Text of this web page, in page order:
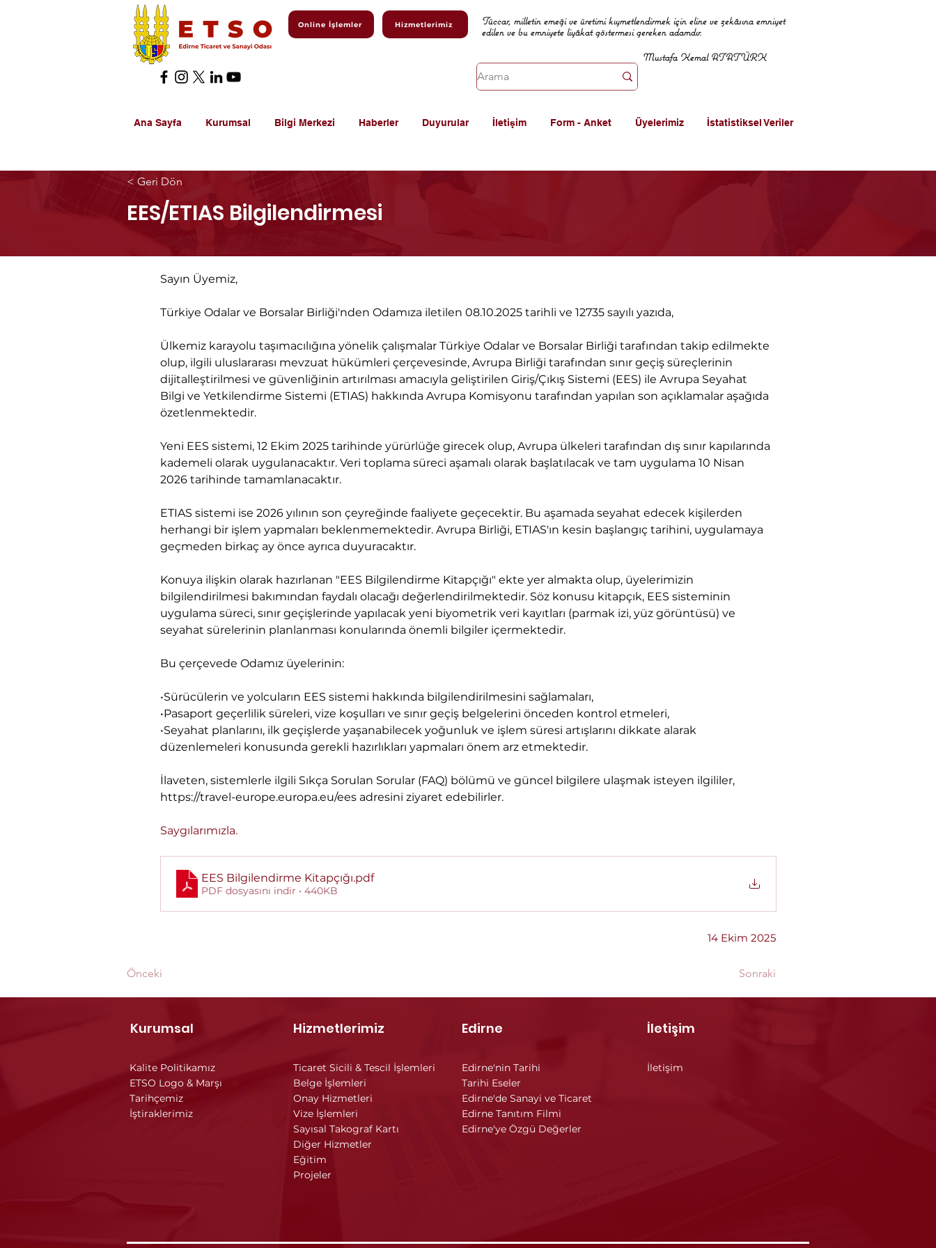
Online İşlemler Hizmetlerimiz
Tüccar, milletin emeği ve üretimi kıymetlendirmek için eline ve zekâsına emniyet
edilen ve bu emniyete liyâkat göstermesi gereken adamdır.
Mustafa Kemal ATATÜRK
Ana Sayfa Kurumsal Bilgi Merkezi Haberler Duyurular İletişim Form - Anket Üyelerimiz İstatistiksel Veriler
< Geri Dön
EES/ETIAS Bilgilendirmesi
Sayın Üyemiz,
Türkiye Odalar ve Borsalar Birliği'nden Odamıza iletilen 08.10.2025 tarihli ve 12735 sayılı yazıda,
Ülkemiz karayolu taşımacılığına yönelik çalışmalar Türkiye Odalar ve Borsalar Birliği tarafından takip edilmekte
olup, ilgili uluslararası mevzuat hükümleri çerçevesinde, Avrupa Birliği tarafından sınır geçiş süreçlerinin
dijitalleştirilmesi ve güvenliğinin artırılması amacıyla geliştirilen Giriş/Çıkış Sistemi (EES) ile Avrupa Seyahat
Bilgi ve Yetkilendirme Sistemi (ETIAS) hakkında Avrupa Komisyonu tarafından yapılan son açıklamalar aşağıda
özetlenmektedir.
Yeni EES sistemi, 12 Ekim 2025 tarihinde yürürlüğe girecek olup, Avrupa ülkeleri tarafından dış sınır kapılarında
kademeli olarak uygulanacaktır. Veri toplama süreci aşamalı olarak başlatılacak ve tam uygulama 10 Nisan
2026 tarihinde tamamlanacaktır.
ETIAS sistemi ise 2026 yılının son çeyreğinde faaliyete geçecektir. Bu aşamada seyahat edecek kişilerden
herhangi bir işlem yapmaları beklenmemektedir. Avrupa Birliği, ETIAS'ın kesin başlangıç tarihini, uygulamaya
geçmeden birkaç ay önce ayrıca duyuracaktır.
Konuya ilişkin olarak hazırlanan "EES Bilgilendirme Kitapçığı" ekte yer almakta olup, üyelerimizin
bilgilendirilmesi bakımından faydalı olacağı değerlendirilmektedir. Söz konusu kitapçık, EES sisteminin
uygulama süreci, sınır geçişlerinde yapılacak yeni biyometrik veri kayıtları (parmak izi, yüz görüntüsü) ve
seyahat sürelerinin planlanması konularında önemli bilgiler içermektedir.
Bu çerçevede Odamız üyelerinin:
•Sürücülerin ve yolcuların EES sistemi hakkında bilgilendirilmesini sağlamaları,
•Pasaport geçerlilik süreleri, vize koşulları ve sınır geçiş belgelerini önceden kontrol etmeleri,
•Seyahat planlarını, ilk geçişlerde yaşanabilecek yoğunluk ve işlem süresi artışlarını dikkate alarak
düzenlemeleri konusunda gerekli hazırlıkları yapmaları önem arz etmektedir.
İlaveten, sistemlerle ilgili Sıkça Sorulan Sorular (FAQ) bölümü ve güncel bilgilere ulaşmak isteyen ilgililer,
https://travel-europe.europa.eu/ees adresini ziyaret edebilirler.
Saygılarımızla.
EES Bilgilendirme Kitapçığı.pdf
PDF dosyasını indir • 440KB
14 Ekim 2025
Önceki Sonraki
Kurumsal Hizmetlerimiz Edirne
Kalite Politikamız
ETSO Logo & Marşı
Tarihçemiz
İştiraklerimiz
Ticaret Sicili & Tescil İşlemleri
Belge İşlemleri
Onay Hizmetleri
Vize İşlemleri
Sayısal Takograf Kartı
Diğer Hizmetler
Eğitim
Projeler
Edirne'nin Tarihi
Tarihi Eseler
Edirne'de Sanayi ve Ticaret
Edirne Tanıtım Filmi
Edirne'ye Özgü Değerler
İletişim
İletişim